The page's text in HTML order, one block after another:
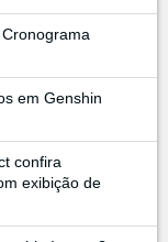
em Genshin
confira
exibição de